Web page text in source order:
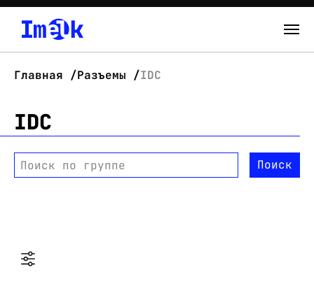
Новости
Главная Разъемы IDC
IDC
Поиск по группе Поиск